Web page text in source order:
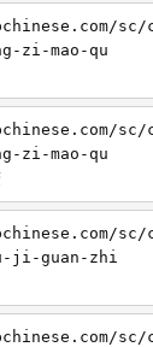
zi-mao-qu
zi-mao-qu
ji-guan-zhi